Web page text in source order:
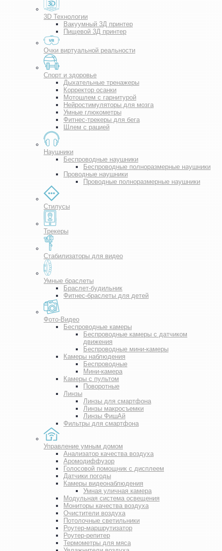
3D Технологии
Вакуумный 3Д принтер
Пищевой 3Д принтер
Очки виртуальной реальности
Спорт и здоровье
Дыхательные тренажеры
Корректор осанки
Мотошлем с гарнитурой
Нейростимуляторы для мозга
Умные глюкометры
Фитнес-трекеры для бега
Шлем с рацией
Наушники
Беспроводные наушники
Беспроводные полноразмерные наушники
Проводные наушники
Проводные полноразмерные наушники
Стилусы
Трекеры
Стабилизаторы для видео
Умные браслеты
Браслет-будильник
Фитнес-браслеты для детей
Фото-Видео
Беспроводные камеры
Беспроводные камеры с датчиком
движения
Беспроводные мини-камеры
Камеры наблюдения
Беспроводные
Мини-камера
Камеры с пультом
Поворотные
Линзы
Линзы для смартфона
Линзы макросъемки
Линзы ФишАй
Фильтры для смартфона
Управление умным домом
Анализатор качества воздуха
Аромодиффузор
Голосовой помощник с дисплеем
Датчики погоды
Камеры видеонаблюдения
Умная уличная камера
Модульная система освещения
Мониторы качества воздуха
Очистители воздуха
Потолочные светильники
Роутер-маршрутизатор
Роутер-репитер
Термометры для мяса